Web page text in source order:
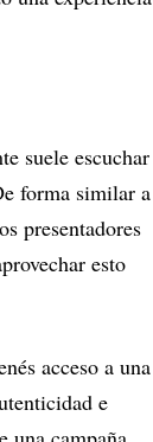
suele escuchar
forma similar a
presentadores
esto
acceso a una
e